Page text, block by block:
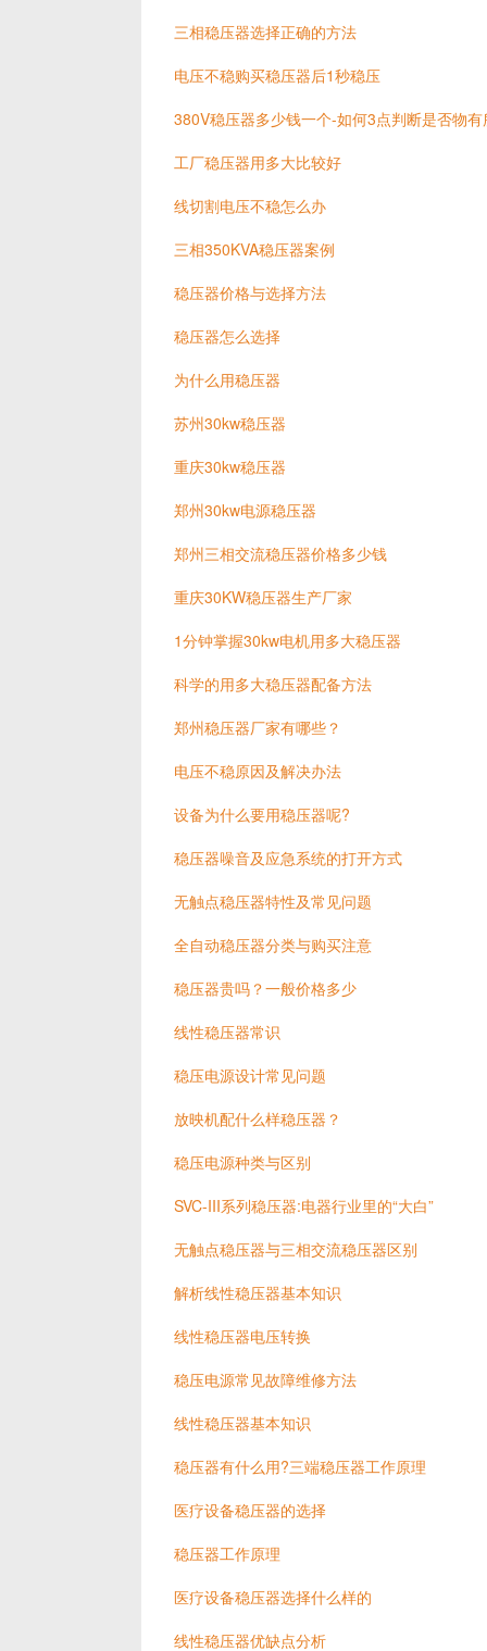
三相稳压器选择正确的方法
电压不稳购买稳压器后1秒稳压
380V稳压器多少钱一个-如何3点判断是否物有
工厂稳压器用多大比较好
线切割电压不稳怎么办
三相350KVA稳压器案例
稳压器价格与选择方法
稳压器怎么选择
为什么用稳压器
苏州30kw稳压器
重庆30kw稳压器
郑州30kw电源稳压器
郑州三相交流稳压器价格多少钱
重庆30KW稳压器生产厂家
1分钟掌握30kw电机用多大稳压器
科学的用多大稳压器配备方法
郑州稳压器厂家有哪些？
电压不稳原因及解决办法
设备为什么要用稳压器呢?
稳压器噪音及应急系统的打开方式
无触点稳压器特性及常见问题
全自动稳压器分类与购买注意
稳压器贵吗？一般价格多少
线性稳压器常识
稳压电源设计常见问题
放映机配什么样稳压器？
稳压电源种类与区别
SVC-III系列稳压器:电器行业里的“大白”
无触点稳压器与三相交流稳压器区别
解析线性稳压器基本知识
线性稳压器电压转换
稳压电源常见故障维修方法
线性稳压器基本知识
稳压器有什么用?三端稳压器工作原理
医疗设备稳压器的选择
稳压器工作原理
医疗设备稳压器选择什么样的
线性稳压器优缺点分析